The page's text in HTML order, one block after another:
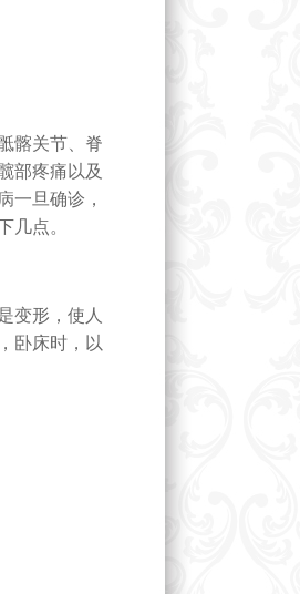
髂关节、脊
部疼痛以及
一旦确诊，
几点。
变形，使人
卧床时，以